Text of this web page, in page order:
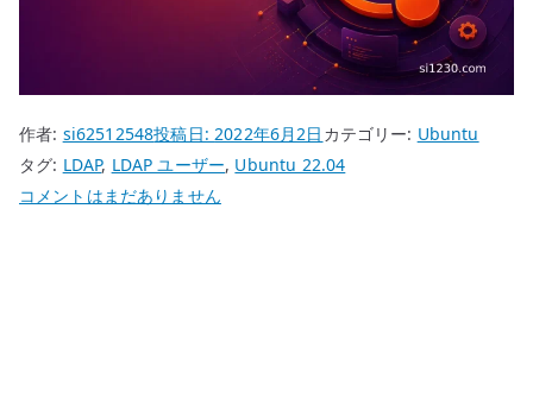
作者: si62512548投稿日:2022年6月2日 カテゴリー: Ubuntu
タグ: LDAP, LDAP ユーザー, Ubuntu 22.04
Ubuntu
コメントはまだありません